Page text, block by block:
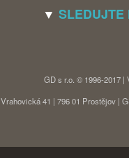
▼ SLEDUJTE
GD s r.o. © 1996-2017
Vrahovická 41 | 796 01 Prostějov |